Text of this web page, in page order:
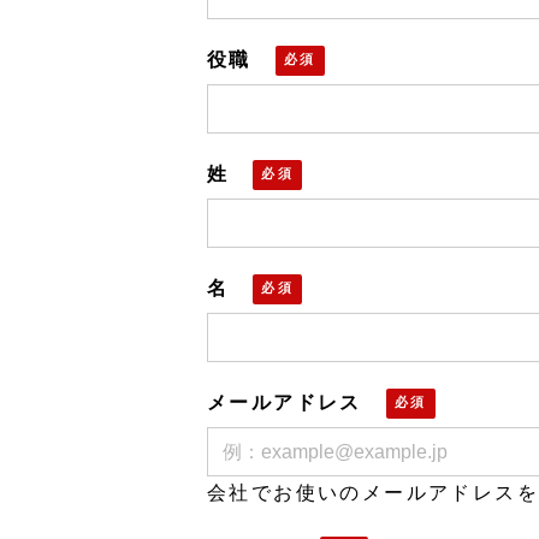
役職
姓
名
メールアドレス
会社でお使いのメールアドレス